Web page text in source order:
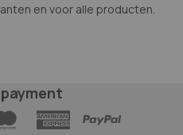
en voor alle producten.